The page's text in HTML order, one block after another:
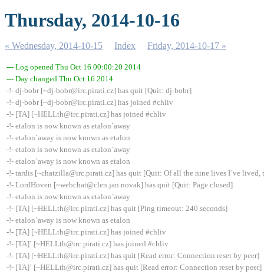
Thursday, 2014-10-16
« Wednesday, 2014-10-15 Index Friday, 2014-10-17 »
--- Log opened Thu Oct 16 00:00:20 2014
--- Day changed Thu Oct 16 2014
-!- dj-bobr [~dj-bobr@irc.pirati.cz] has quit [Quit: dj-bobr]
-!- dj-bobr [~dj-bobr@irc.pirati.cz] has joined #chliv
-!- [TA] [~HELLth@irc.pirati.cz] has joined #chliv
-!- etalon is now known as etalon`away
-!- etalon`away is now known as etalon
-!- etalon is now known as etalon`away
-!- etalon`away is now known as etalon
-!- tardis [~chatzilla@irc.pirati.cz] has quit [Quit: Of all the nine lives I´ve lived,
-!- LordHoven [~webchat@clen.jan.novak] has quit [Quit: Page closed]
-!- etalon is now known as etalon`away
-!- [TA] [~HELLth@irc.pirati.cz] has quit [Ping timeout: 240 seconds]
-!- etalon`away is now known as etalon
-!- [TA] [~HELLth@irc.pirati.cz] has joined #chliv
-!- [TA]` [~HELLth@irc.pirati.cz] has joined #chliv
-!- [TA] [~HELLth@irc.pirati.cz] has quit [Read error: Connection reset by peer]
-!- [TA]` [~HELLth@irc.pirati.cz] has quit [Read error: Connection reset by peer]